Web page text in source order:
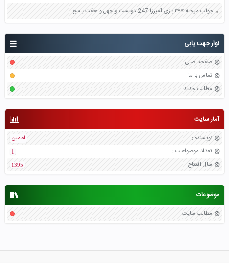
نوار جهت یابی
صفحه اصلی
تماس با ما
مطالب جدید
آمار سایت
نویسنده :
ادمین
تعداد موضواعات :
1
سال افتتاح :
1395
موضوعات
مطالب سایت
جواب مرحله ۲۴۷ بازی آمیرزا 247 دویست و چهل و هفت پاسخ